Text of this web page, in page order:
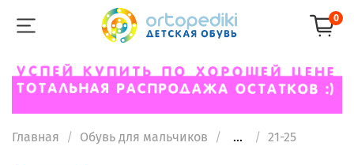
0
Главная Обувь для мальчиков ... 21-25